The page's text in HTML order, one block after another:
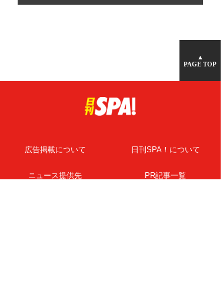
▲
PAGE TOP
広告掲載について 日刊SPA！について
ニュース提供先 PR記事一覧